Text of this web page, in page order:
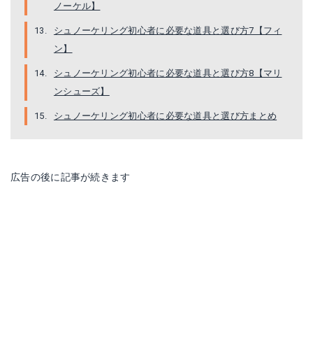
ノーケル】
シュノーケリング初心者に必要な道具と選び方7【フィ
ン】
シュノーケリング初心者に必要な道具と選び方8【マリ
ンシューズ】
シュノーケリング初心者に必要な道具と選び方まとめ
広告の後に記事が続きます